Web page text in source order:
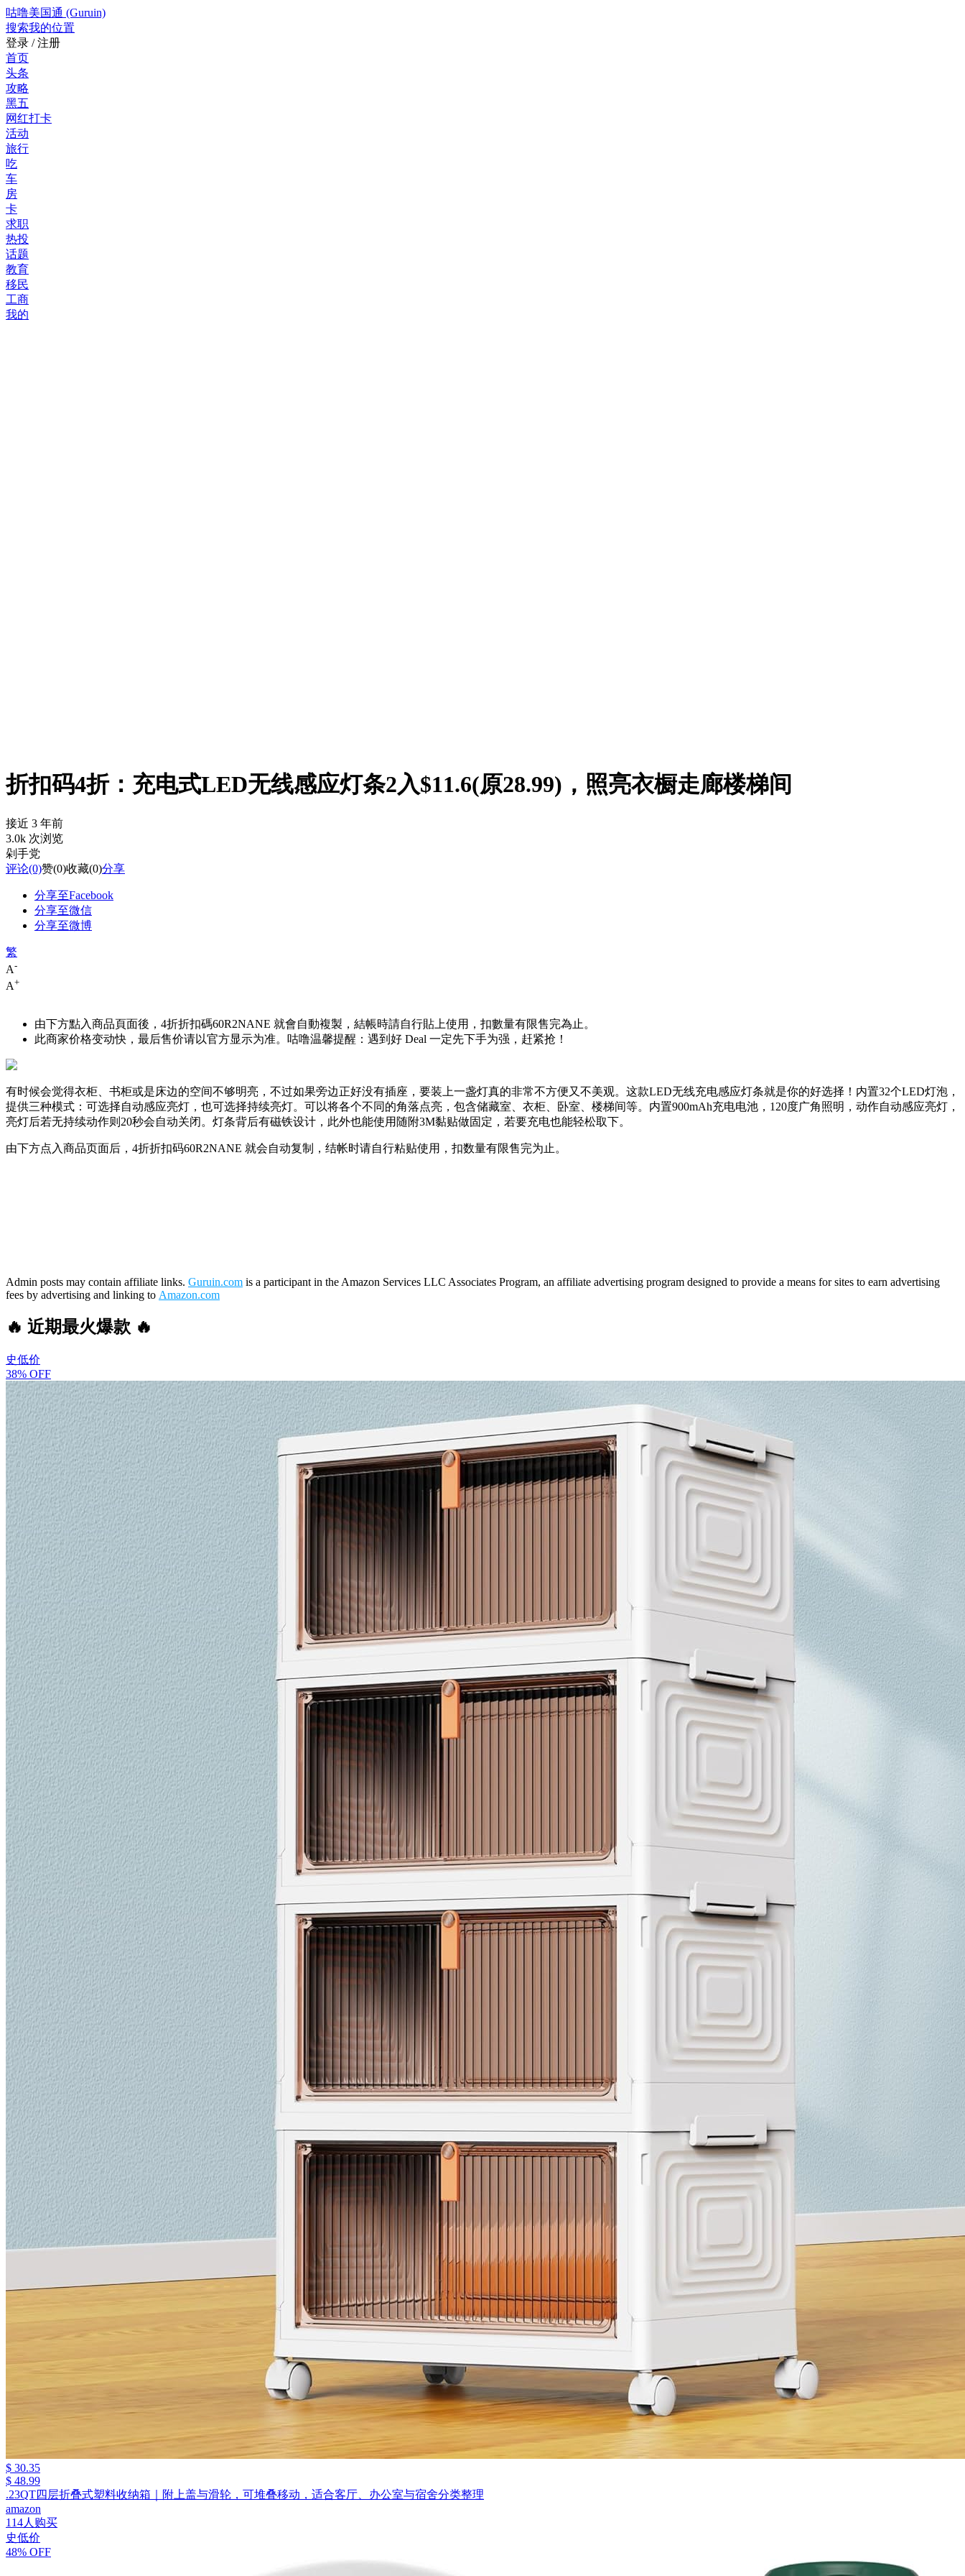
咕噜美国通 (Guruin)
搜索我的位置
登录 / 注册
首页
头条
攻略
黑五
网红打卡
活动
旅行
吃
车
房
卡
求职
热投
话题
教育
移民
工商
我的
折扣码4折：充电式LED无线感应灯条2入$11.6(原28.99)，照亮衣橱走廊楼梯间
接近 3 年前
3.0k 次浏览
剁手党
评论(0)赞(0)收藏(0)分享
分享至Facebook
分享至微信
分享至微博
繁
A-
A+
由下方點入商品頁面後，4折折扣碼60R2NANE 就會自動複製，結帳時請自行貼上使用，扣數量有限售完為止。
此商家价格变动快，最后售价请以官方显示为准。咕噜温馨提醒：遇到好 Deal 一定先下手为强，赶紧抢！
有时候会觉得衣柜、书柜或是床边的空间不够明亮，不过如果旁边正好没有插座，要装上一盏灯真的非常不方便又不美观。这款LED无线充电感应灯条就是你的好选择！内置32个LED灯泡，
提供三种模式：可选择自动感应亮灯，也可选择持续亮灯。可以将各个不同的角落点亮，包含储藏室、衣柜、卧室、楼梯间等。内置900mAh充电电池，120度广角照明，动作自动感应亮灯，
亮灯后若无持续动作则20秒会自动关闭。灯条背后有磁铁设计，此外也能使用随附3M黏贴做固定，若要充电也能轻松取下。
由下方点入商品页面后，4折折扣码60R2NANE 就会自动复制，结帐时请自行粘贴使用，扣数量有限售完为止。
Admin posts may contain affiliate links. Guruin.com is a participant in the Amazon Services LLC Associates Program, an affiliate advertising program designed to provide a means for sites to earn advertising
fees by advertising and linking to Amazon.com
🔥 近期最火爆款 🔥
史低价
38% OFF
$ 30.35
$ 48.99
.23QT四层折叠式塑料收纳箱｜附上盖与滑轮，可堆叠移动，适合客厅、办公室与宿舍分类整理
amazon
114人购买
史低价
48% OFF